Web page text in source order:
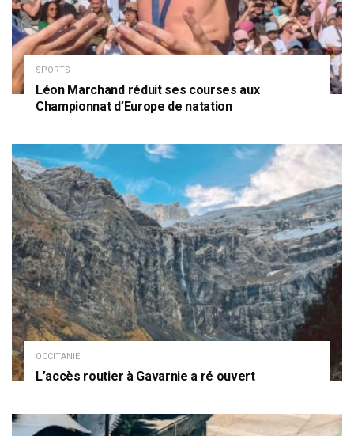
SPORTS
Léon Marchand réduit ses courses aux
Championnat d’Europe de natation
OCCITANIE
L’accès routier à Gavarnie a ré ouvert